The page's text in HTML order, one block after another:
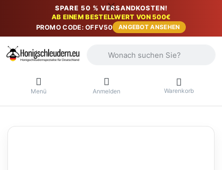
SPARE 50 % VERSANDKOSTEN!
AB EINEM BESTELLWERT VON 500€
PROMO CODE: OFFV50
ANGEBOT ANSEHEN
Menü Anmelden Warenkorb